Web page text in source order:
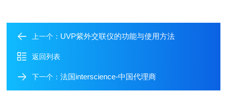
上一个： UVP紫外交联仪的功能与使用方法
返回列表
下一个：法国interscience-中国代理商